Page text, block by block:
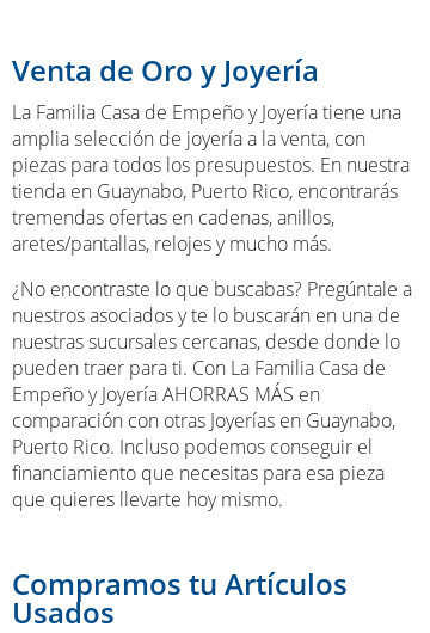
Venta de Oro y Joyería
La Familia Casa de Empeño y Joyería tiene una
amplia selección de joyería a la venta, con
piezas para todos los presupuestos. En nuestra
tienda en Guaynabo, Puerto Rico, encontrarás
tremendas ofertas en cadenas, anillos,
aretes/pantallas, relojes y mucho más.
¿No encontraste lo que buscabas? Pregúntale a
nuestros asociados y te lo buscarán en una de
nuestras sucursales cercanas, desde donde lo
pueden traer para ti. Con La Familia Casa de
Empeño y Joyería AHORRAS MÁS en
comparación con otras Joyerías en Guaynabo,
Puerto Rico. Incluso podemos conseguir el
financiamiento que necesitas para esa pieza
que quieres llevarte hoy mismo.
Compramos tu Artículos
Usados